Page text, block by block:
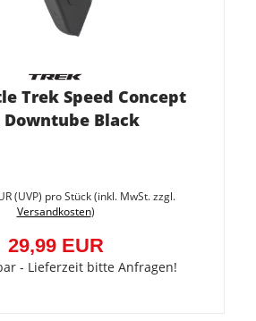
Trek Speed Concept
Downtube Black
(UVP) pro Stück (inkl. MwSt. zzgl.
Versandkosten)
29,99 EUR
- Lieferzeit bitte Anfragen!